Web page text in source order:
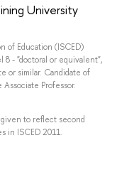
University
of Education (ISCED)
8 - "doctoral or equivalent",
or similar. Candidate of
Professor.
to reflect second
in ISCED 2011.